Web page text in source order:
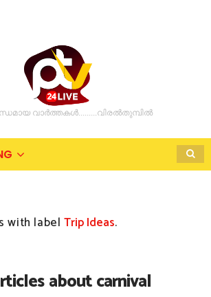
വാർത്തകൾ.........വിരൽതുമ്പിൽ
with label Trip Ideas.
about carnival